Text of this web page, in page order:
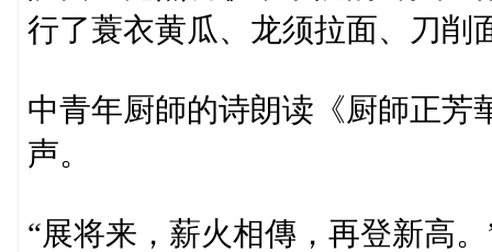
行了蓑衣黄瓜、龙须拉面、刀削
中青年厨師的诗朗读《厨師正芳
声。
“展将来，薪火相傳，再登新高